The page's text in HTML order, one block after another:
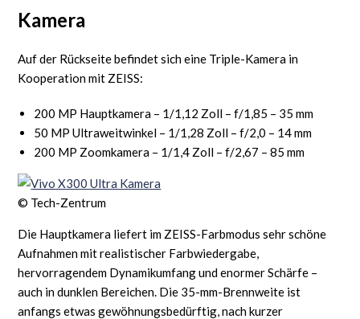
Kamera
Auf der Rückseite befindet sich eine Triple-Kamera in
Kooperation mit ZEISS:
200 MP Hauptkamera – 1/1,12 Zoll – f/1,85 – 35 mm
50 MP Ultraweitwinkel – 1/1,28 Zoll – f/2,0 – 14 mm
200 MP Zoomkamera – 1/1,4 Zoll – f/2,67 – 85 mm
© Tech-Zentrum
Die Hauptkamera liefert im ZEISS-Farbmodus sehr schöne
Aufnahmen mit realistischer Farbwiedergabe,
hervorragendem Dynamikumfang und enormer Schärfe –
auch in dunklen Bereichen. Die 35-mm-Brennweite ist
anfangs etwas gewöhnungsbedürftig, nach kurzer